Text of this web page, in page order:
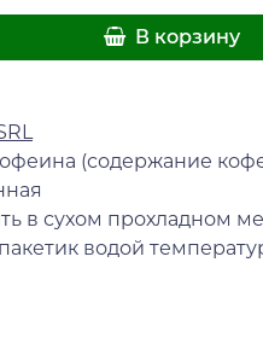
В корзину
(содержание
в сухом прохладном
водой